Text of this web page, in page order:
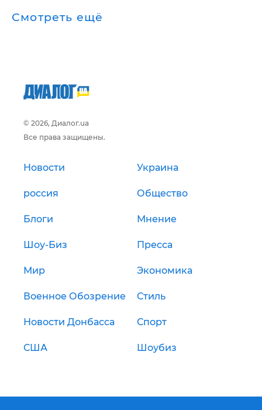
Смотреть ещё
© 2026, Диалог.ua
Все права защищены.
Новости Украина
россия Общество
Блоги Мнение
Шоу-Биз Пресса
Мир Экономика
Военное Обозрение Стиль
Новости Донбасса Спорт
США Шоубиз